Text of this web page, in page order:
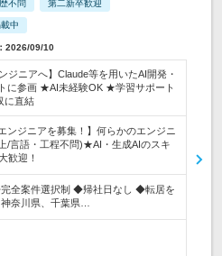
不問 第二新卒歓迎
中
2026/09/10
ジニアへ】Claude等を用いたAI開発・
に参画 ★AI未経験OK ★学習サポート
に直結
ンジニアを募集！】何らかのエンジニ
/言語・工程不問)★AI・生成AIのスキ
歓迎！
全案件選択制 ◆帰社日なし ◆転居を
奈川県、千葉県…